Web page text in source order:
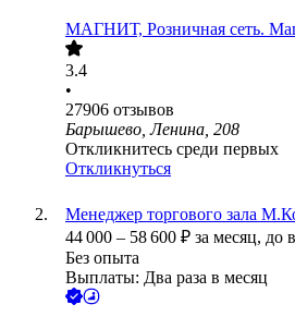
МАГНИТ, Розничная сеть.
3.4
•
27906 отзывов
Барышево, Ленина, 208
Откликнитесь среди первых
Откликнуться
Менеджер торгового зала
44 000 – 58 600 ₽ за месяц, до
Без опыта
Выплаты: Два раза в месяц